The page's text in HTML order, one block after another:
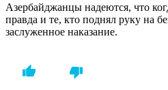
Азербайджанцы надеются, что
правда и те, кто поднял руку на
заслуженное наказание.